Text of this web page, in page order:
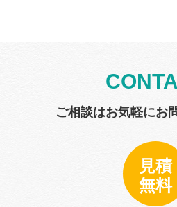
ご相談はお気軽にお
見積
無料